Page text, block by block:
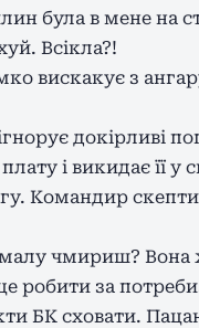
була в мене на
Всікла?!
вискакує з
докірливі
і викидає її у
Командир
чмириш? Вона ж
робити за
сховати.